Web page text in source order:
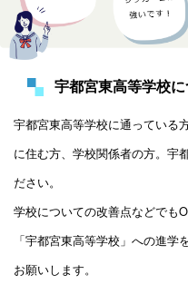
宇都宮東高等学校
宇都宮東高等学校に通っている
に住む方、学校関係者の方。宇
ださい。
学校についての改善点などでも
「宇都宮東高等学校」への進
お願いします。